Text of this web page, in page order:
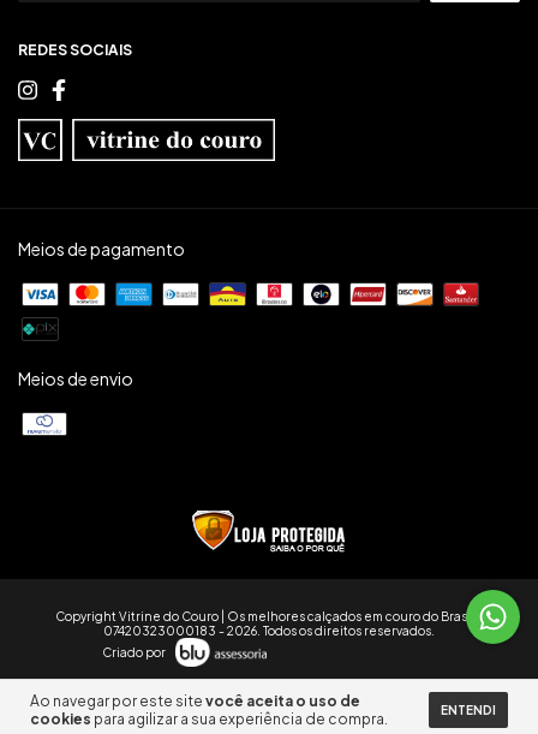
Ao navegar por este site você aceita o uso de
cookies para agilizar a sua experiência de compra. ENTENDI
REDES SOCIAIS
Meios de pagamento
Meios de envio
Copyright Vitrine do Couro | Os melhores calçados em couro do Brasil -
07420323000183 - 2026. Todos os direitos reservados.
Criado por